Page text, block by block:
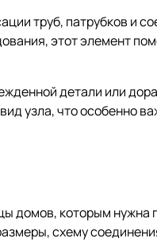
труб, патрубков и
этот элемент
детали или
узла, что особенно
которым нужна
схему